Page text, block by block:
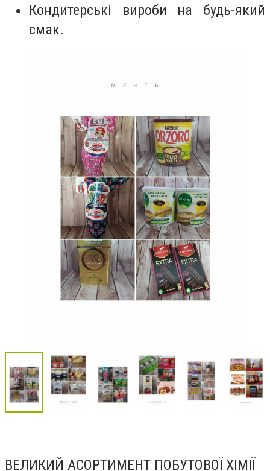
Кондитерські вироби на будь-який
смак.
ВЕЛИКИЙ АСОРТИМЕНТ ПОБУТОВОЇ ХІМІЇ